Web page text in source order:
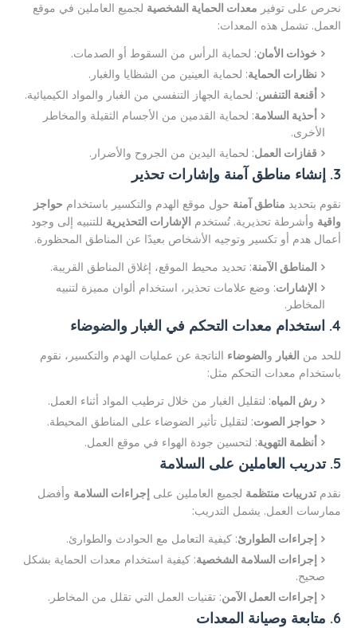
نحرص على توفير معدات الحماية الشخصية لجميع العاملين في موقع
العمل. تشمل هذه المعدات:
خوذات الأمان: لحماية الرأس من السقوط أو الصدمات.
نظارات الحماية: لحماية العينين من الشظايا والغبار.
أقنعة التنفس: لحماية الجهاز التنفسي من الغبار والمواد الكيميائية.
أحذية السلامة: لحماية القدمين من الأجسام الثقيلة والمخاطر
الأخرى.
قفازات العمل: لحماية اليدين من الجروح والأضرار.
3. إنشاء مناطق آمنة وإشارات تحذير
نقوم بتحديد مناطق آمنة حول موقع الهدم والتكسير باستخدام حواجز
واقية وأشرطة تحذيرية. تُستخدم الإشارات التحذيرية للتنبيه إلى وجود
أعمال هدم أو تكسير وتوجيه الأشخاص بعيدًا عن المناطق المحظورة.
المناطق الآمنة: تحديد محيط الموقع، إغلاق المناطق القريبة.
الإشارات: وضع علامات تحذير، استخدام ألوان مميزة لتنبيه
المخاطر.
4. استخدام معدات التحكم في الغبار والضوضاء
للحد من الغبار والضوضاء الناتجة عن عمليات الهدم والتكسير، نقوم
باستخدام معدات التحكم مثل:
رش المياه: لتقليل الغبار من خلال ترطيب المواد أثناء العمل.
حواجز الصوت: لتقليل تأثير الضوضاء على المناطق المحيطة.
أنظمة التهوية: لتحسين جودة الهواء في موقع العمل.
5. تدريب العاملين على السلامة
نقدم تدريبات منتظمة لجميع العاملين على إجراءات السلامة وأفضل
ممارسات العمل. يشمل التدريب:
إجراءات الطوارئ: كيفية التعامل مع الحوادث والطوارئ.
إجراءات السلامة الشخصية: كيفية استخدام معدات الحماية بشكل
صحيح.
إجراءات العمل الآمن: تقنيات العمل التي تقلل من المخاطر.
6. متابعة وصيانة المعدات